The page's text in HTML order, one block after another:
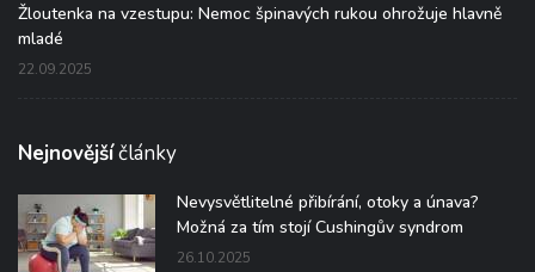
Žloutenka na vzestupu: Nemoc špinavých rukou ohrožuje hlavně
mladé
22.09.2025
Nejnovějšíčlánky
Nevysvětlitelné přibírání, otoky a únava?
Možná za tím stojí Cushingův syndrom
26.10.2025